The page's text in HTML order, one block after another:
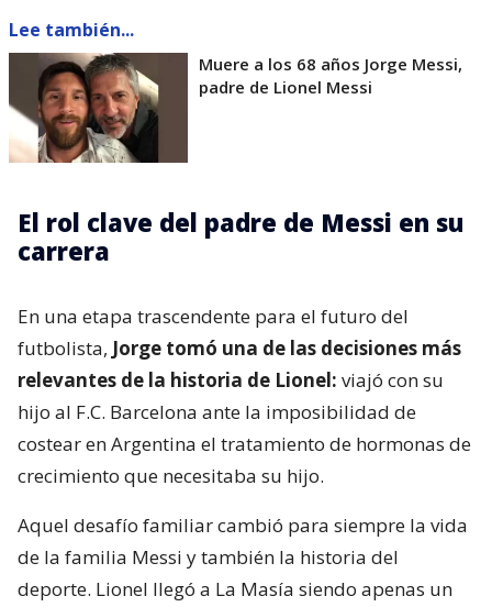
Lee también...
Muere a los 68 años Jorge Messi,
padre de Lionel Messi
El rol clave del padre de Messi en su
carrera
En una etapa trascendente para el futuro del
futbolista, Jorge tomó una de las decisiones más
relevantes de la historia de Lionel: viajó con su
hijo al F.C. Barcelona ante la imposibilidad de
costear en Argentina el tratamiento de hormonas de
crecimiento que necesitaba su hijo.
Aquel desafío familiar cambió para siempre la vida
de la familia Messi y también la historia del
deporte. Lionel llegó a La Masía siendo apenas un